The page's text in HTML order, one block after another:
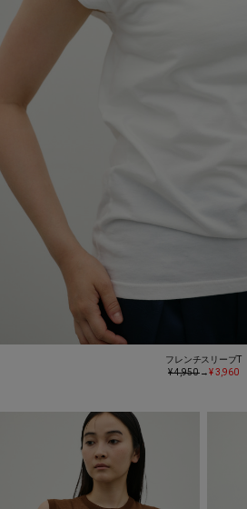
フレンチスリーブT
¥ 4,950→¥ 3,960